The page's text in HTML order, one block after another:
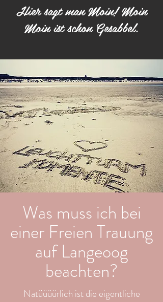
Hier sagt man Moin! Moin
Moin ist schon Gesabbel.
Was muss ich bei
einer Freien Trauung
auf Langeoog
beachten?
Natüüüürlich ist die eigentliche